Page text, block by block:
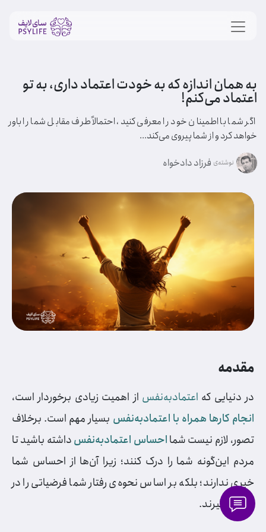
به همان اندازه که به خودت اعتماد داری، به تو
اعتماد می‌کنم!
اگر شما با اطمینان خود را معرفی کنید، احتمالاً طرف مقابل شما را باور
خواهد کرد و از شما پیروی می‌کند...
نوشته‌ی فرزاد دادخواه
مقدمه
در دنیایی که اعتمادبه‌نفس از اهمیت زیادی برخوردار است،
انجام کارها همراه با اعتمادبه‌نفس بسیار مهم است. برخلاف
تصور، لازم نیست شمااحساس اعتمادبه‌نفسداشته باشید تا
مردم این‌گونه شما را درک کنند؛ زیرا آن‌ها از احساس شما
خبری ندارند؛ بلکه بر اساس نحوه‌ی رفتار شما فرضیاتی را در
نظر می‌گیرند.